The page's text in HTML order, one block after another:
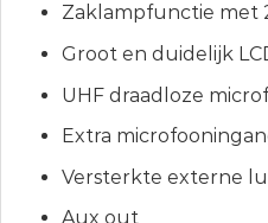
Zaklampfunctie met
Groot en duidelijk
UHF draadloze
Extra
Versterkte externe
Aux out